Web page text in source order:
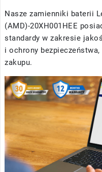
Nasze zamienniki baterii
(AMD)-20XH001HEE
standardy w zakresie
i ochrony
zakupu.